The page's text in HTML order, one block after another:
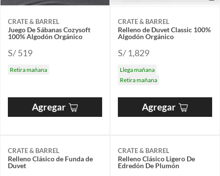
CRATE & BARREL
Juego De Sábanas Cozysoft
100% Algodón Orgánico
S/ 519
Retira mañana
Agregar
CRATE & BARREL
Relleno de Duvet Classic 100%
Algodón Orgánico
S/ 1,829
Llega mañana
Retira mañana
Agregar
CRATE & BARREL
Relleno Clásico de Funda de
Duvet
CRATE & BARREL
Relleno Clásico Ligero De
Edredón De Plumón